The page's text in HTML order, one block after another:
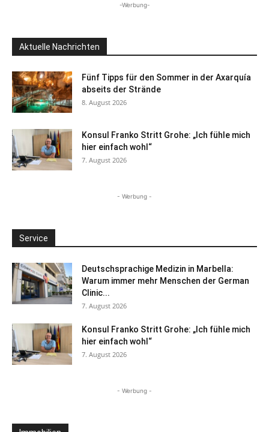
-Werbung-
Aktuelle Nachrichten
Fünf Tipps für den Sommer in der Axarquía
abseits der Strände
8. August 2026
Konsul Franko Stritt Grohe: „Ich fühle mich
hier einfach wohl“
7. August 2026
- Werbung -
Service
Deutschsprachige Medizin in Marbella:
Warum immer mehr Menschen der German
Clinic...
7. August 2026
Konsul Franko Stritt Grohe: „Ich fühle mich
hier einfach wohl“
7. August 2026
- Werbung -